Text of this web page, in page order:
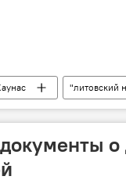
"литовский